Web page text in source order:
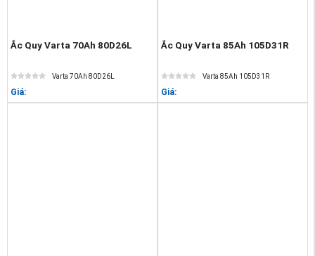
Ắc Quy Varta 70Ah 80D26L
Varta 70Ah 80D26L
Giá:
Ắc Quy Varta 85Ah 105D31R
Varta 85Ah 105D31R
Giá: